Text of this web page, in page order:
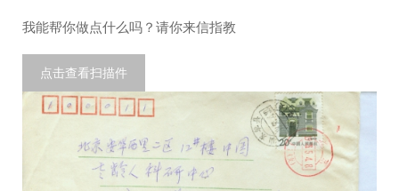
我能帮你做点什么吗？请你来信指教